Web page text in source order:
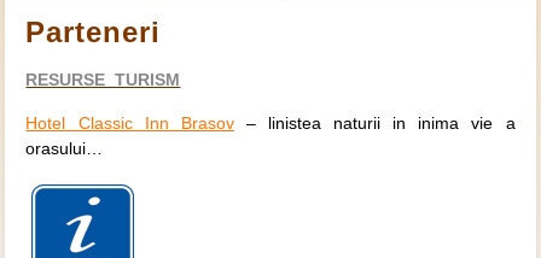
Parteneri
RESURSE TURISM
Hotel Classic Inn Brasov– linistea naturii in inima vie a
orasului…